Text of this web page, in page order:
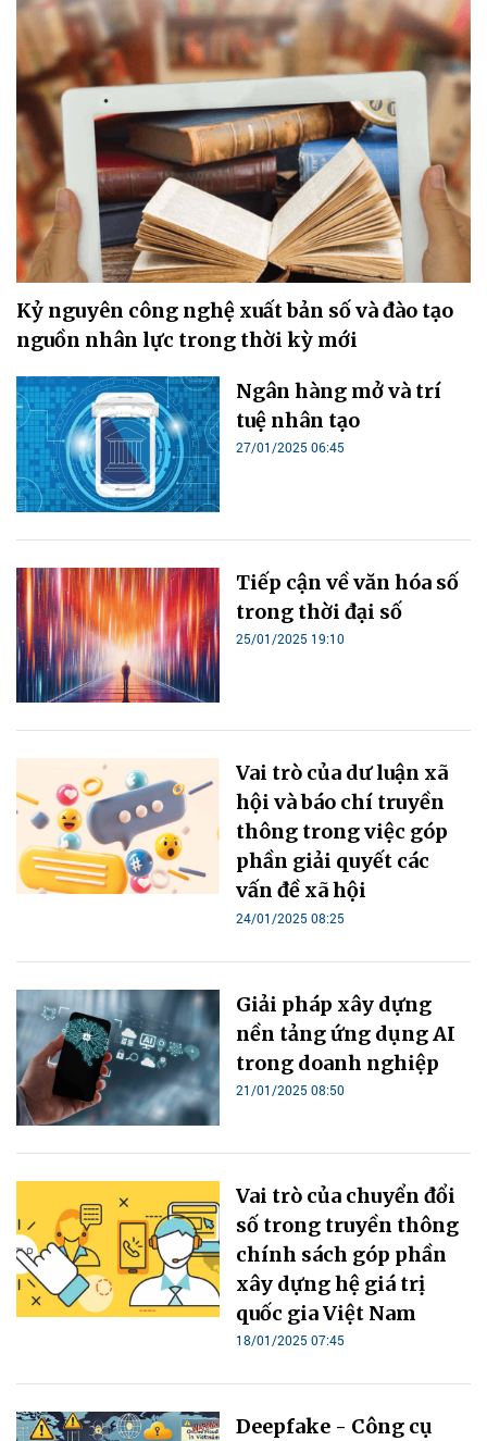
Kỷ nguyên công nghệ xuất bản số và đào tạo
nguồn nhân lực trong thời kỳ mới
Ngân hàng mở và trí
tuệ nhân tạo
27/01/2025 06:45
Tiếp cận về văn hóa số
trong thời đại số
25/01/2025 19:10
Vai trò của dư luận xã
hội và báo chí truyền
thông trong việc góp
phần giải quyết các
vấn đề xã hội
24/01/2025 08:25
Giải pháp xây dựng
nền tảng ứng dụng AI
trong doanh nghiệp
21/01/2025 08:50
Vai trò của chuyển đổi
số trong truyền thông
chính sách góp phần
xây dựng hệ giá trị
quốc gia Việt Nam
18/01/2025 07:45
Deepfake - Công cụ